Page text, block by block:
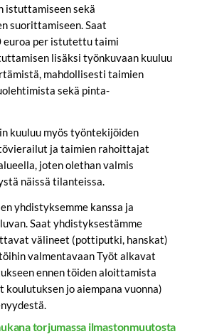
istuttamiseen sekä
suorittamiseen. Saat
per istutettu taimi
lisäksi työnkuvaan kuuluu
mahdollisesti taimien
sekä pinta-
kuuluu myös työntekijöiden
ja taimien rahoittajat
joten olethan valmis
näissä tilanteissa.
yhdistyksemme kanssa ja
Saat yhdistyksestämme
välineet (pottiputki, hanskat)
valmentavaan Työt alkavat
ennen töiden aloittamista
jo aiempana vuonna)
torjumassa ilmastonmuutosta